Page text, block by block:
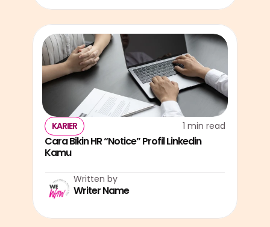
KARIER 1 min read
Cara Bikin HR “Notice” Profil Linkedin
Kamu
Written by
Writer Name